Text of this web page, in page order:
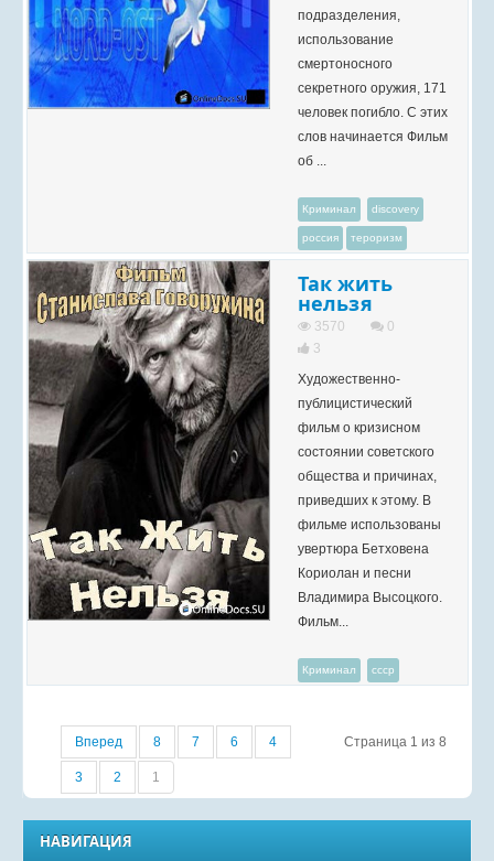
подразделения,
использование
смертоносного
секретного оружия, 171
человек погибло. С этих
слов начинается Фильм
об ...
Криминал discovery
россия тероризм
Так жить
нельзя
3570
0
3
Художественно-
публицистический
фильм о кризисном
состоянии советского
общества и причинах,
приведших к этому. В
фильме использованы
увертюра Бетховена
Кориолан и песни
Владимира Высоцкого.
Фильм...
Криминал ссср
Страница 1 из 8
Вперед 8 7 6 4
3 2 1
НАВИГАЦИЯ